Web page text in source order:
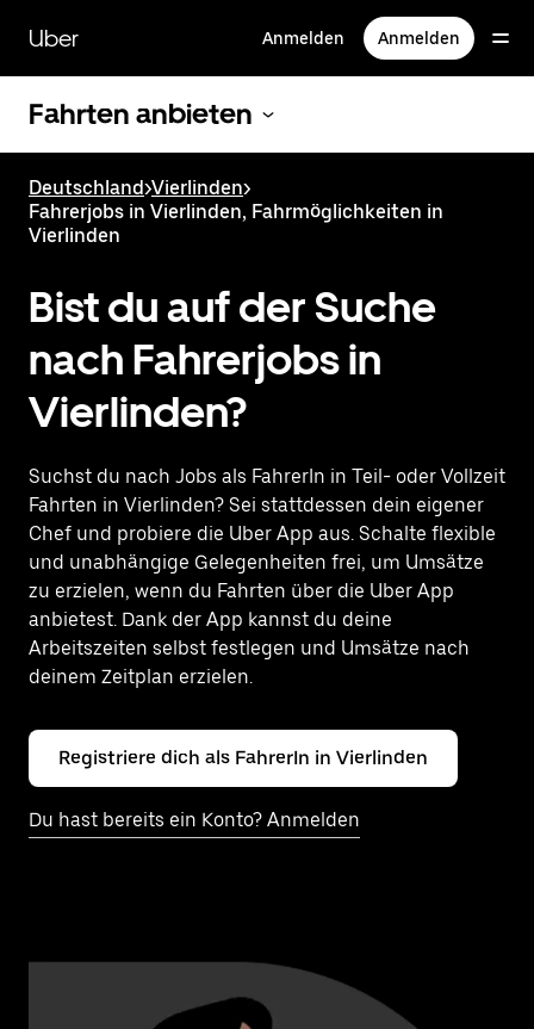
zum
Hauptinhalt
Uber Anmelden Anmelden
Fahrten anbieten
Deutschland>Vierlinden>
Fahrerjobs in Vierlinden, Fahrmöglichkeiten in
Vierlinden
Bist du auf der Suche
nach Fahrerjobs in
Vierlinden?
Suchst du nach Jobs als FahrerIn in Teil- oder Vollzeit
Fahrten in Vierlinden? Sei stattdessen dein eigener
Chef und probiere die Uber App aus. Schalte flexible
und unabhängige Gelegenheiten frei, um Umsätze
zu erzielen, wenn du Fahrten über die Uber App
anbietest. Dank der App kannst du deine
Arbeitszeiten selbst festlegen und Umsätze nach
deinem Zeitplan erzielen.
Registriere dich als FahrerIn in Vierlinden
Du hast bereits ein Konto? Anmelden